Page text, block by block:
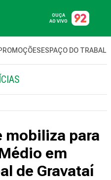
OUÇA
AO VIVO
ESPAÇO DO
mobiliza para
em
de Gravataí